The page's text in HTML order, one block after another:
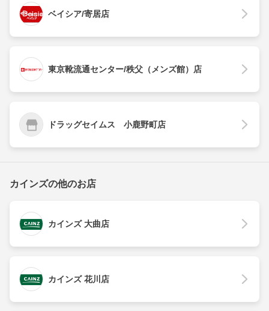
ベイシア/寄居店
東京靴流通センター/秩父（メンズ館）店
ドラッグセイムス 小鹿野町店
カインズの他のお店
カインズ 大曲店
カインズ 花川店